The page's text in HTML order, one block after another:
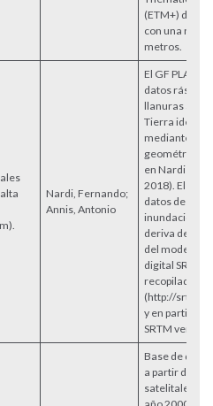
(ETM+) de
con una
metros.
Nardi, Fernando;
Annis, Antonio
El GF PLAIN
datos ráster
llanuras
Tierra
mediante un
geométrico
en Nardi et
2018). El
datos de la
inundación
deriva del
del modelo
digital SRTM
recopilado de
(http://
y en
SRTM versión
Base de
a partir de
satelitales